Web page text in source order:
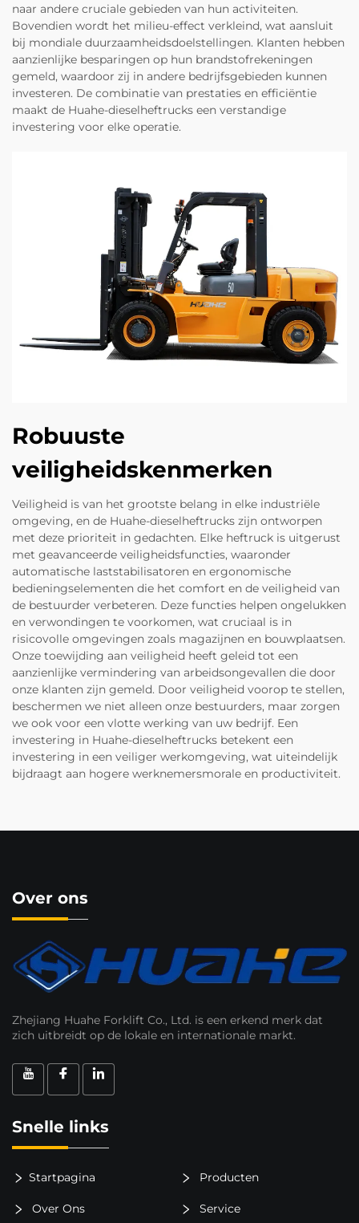
naar andere cruciale gebieden van hun activiteiten.
Bovendien wordt het milieu-effect verkleind, wat aansluit
bij mondiale duurzaamheidsdoelstellingen. Klanten hebben
aanzienlijke besparingen op hun brandstofrekeningen
gemeld, waardoor zij in andere bedrijfsgebieden kunnen
investeren. De combinatie van prestaties en efficiëntie
maakt de Huahe-dieselheftrucks een verstandige
investering voor elke operatie.
Robuuste
veiligheidskenmerken
Veiligheid is van het grootste belang in elke industriële
omgeving, en de Huahe-dieselheftrucks zijn ontworpen
met deze prioriteit in gedachten. Elke heftruck is uitgerust
met geavanceerde veiligheidsfuncties, waaronder
automatische laststabilisatoren en ergonomische
bedieningselementen die het comfort en de veiligheid van
de bestuurder verbeteren. Deze functies helpen ongelukken
en verwondingen te voorkomen, wat cruciaal is in
risicovolle omgevingen zoals magazijnen en bouwplaatsen.
Onze toewijding aan veiligheid heeft geleid tot een
aanzienlijke vermindering van arbeidsongevallen die door
onze klanten zijn gemeld. Door veiligheid voorop te stellen,
beschermen we niet alleen onze bestuurders, maar zorgen
we ook voor een vlotte werking van uw bedrijf. Een
investering in Huahe-dieselheftrucks betekent een
investering in een veiliger werkomgeving, wat uiteindelijk
bijdraagt aan hogere werknemersmorale en productiviteit.
Over ons
Zhejiang Huahe Forklift Co., Ltd. is een erkend merk dat
zich uitbreidt op de lokale en internationale markt.
Snelle links
Startpagina Producten
Over Ons Service